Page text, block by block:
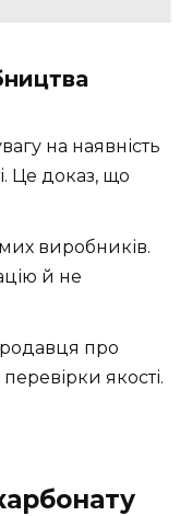
на наявність
Це доказ, що
виробників.
й не
про
якості.